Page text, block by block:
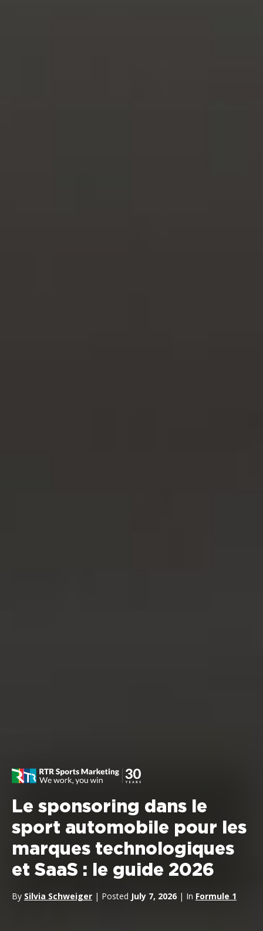
Le sponsoring dans le
sport automobile pour les
marques technologiques
et SaaS : le guide 2026
By Silvia Schweiger | Posted July 7, 2026 | In Formule 1